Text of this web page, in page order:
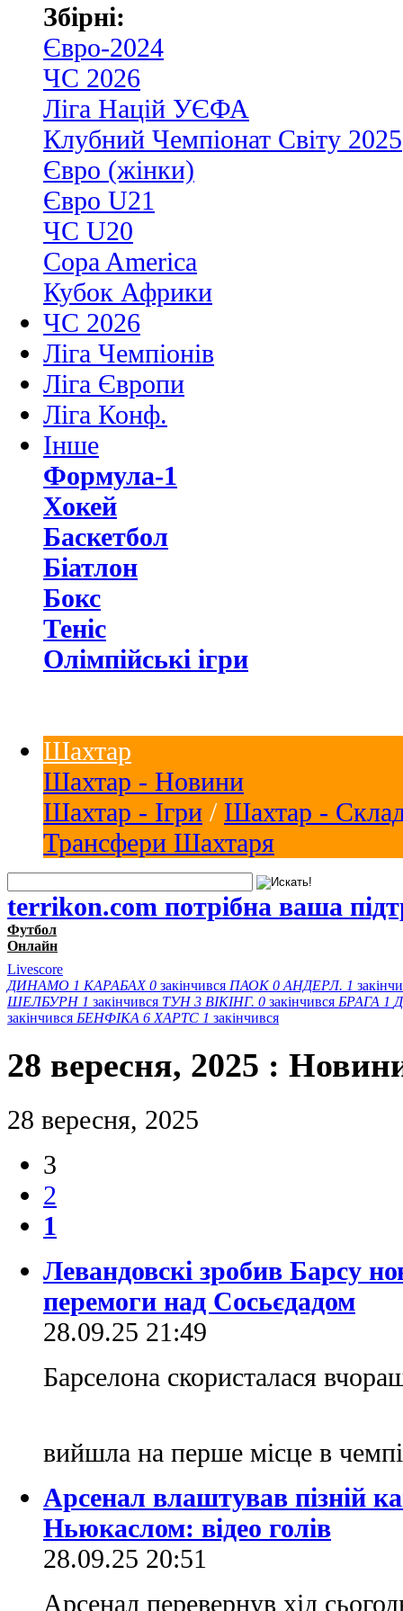
Збірні:
Євро-2024
ЧС 2026
Ліга Націй УЄФА
Клубний Чемпіонат Світу 2025
Євро (жінки)
Євро U21
ЧС U20
Copa America
Кубок Африки
ЧС 2026
Ліга Чемпіонів
Ліга Європи
Ліга Конф.
Інше
Формула-1
Хокей
Баскетбол
Біатлон
Бокс
Теніс
Олімпійські ігри
Шахтар
Шахтар - Новини
Шахтар - Ігри / Шахтар -
Трансфери Шахтаря
terrikon.com потрібна ваша
Футбол
Онлайн
Livescore
ДИНАМО 1 КАРАБАХ 0 закінчився ПАОК 0 АНДЕРЛ. 1
ШЕЛБУРН 1 закінчився ТУН 3 ВІКІНГ. 0 закінчився БРАГА 1
закінчився БЕНФІКА 6 ХАРТС 1 закінчився
28 вересня, 2025 :
28 вересня, 2025
3
2
1
Левандовскі зробив Барсу
перемоги над Сосьєдадом
28.09.25 21:49
Барселона скористалася
вийшла на перше місце в
Арсенал влаштував пізній
Ньюкаслом: відео голів
28.09.25 20:51
Арсенал перевернув хід